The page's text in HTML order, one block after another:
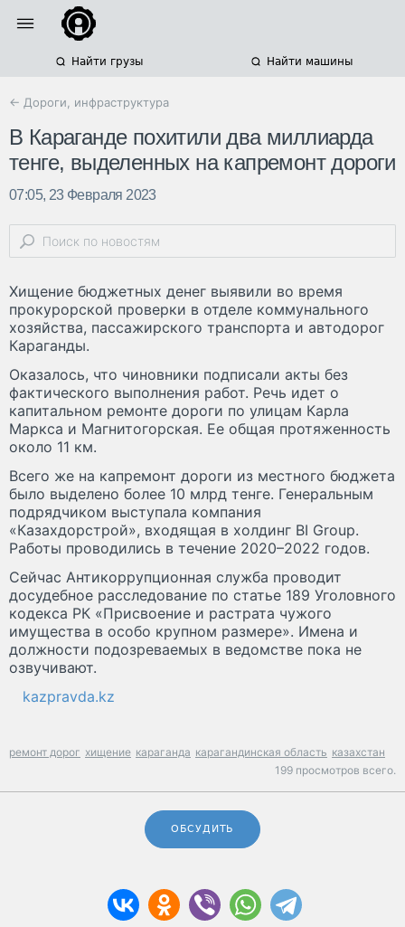
Найти грузы Найти машины
← Дороги, инфраструктура
В Караганде похитили два миллиарда
тенге, выделенных на капремонт дороги
07:05, 23 Февраля 2023
Хищение бюджетных денег выявили во время
прокурорской проверки в отделе коммунального
хозяйства, пассажирского транспорта и автодорог
Караганды.
Оказалось, что чиновники подписали акты без
фактического выполнения работ. Речь идет о
капитальном ремонте дороги по улицам Карла
Маркса и Магнитогорская. Ее общая протяженность
около 11 км.
Всего же на капремонт дороги из местного бюджета
было выделено более 10 млрд тенге. Генеральным
подрядчиком выступала компания
«Казахдорстрой», входящая в холдинг BI Group.
Работы проводились в течение 2020–2022 годов.
Сейчас Антикоррупционная служба проводит
досудебное расследование по статье 189 Уголовного
кодекса РК «Присвоение и растрата чужого
имущества в особо крупном размере». Имена и
должности подозреваемых в ведомстве пока не
озвучивают.
kazpravda.kz
ремонт дорог хищение караганда карагандинская область казахстан
199 просмотров всего.
ОБСУДИТЬ